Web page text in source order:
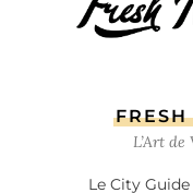
L’Art
Le City